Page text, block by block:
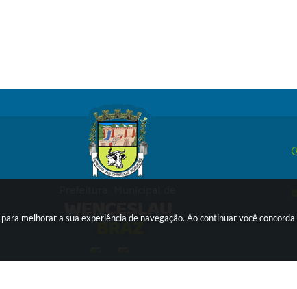
melhorar a sua experiência de navegação. Ao continuar você concorda